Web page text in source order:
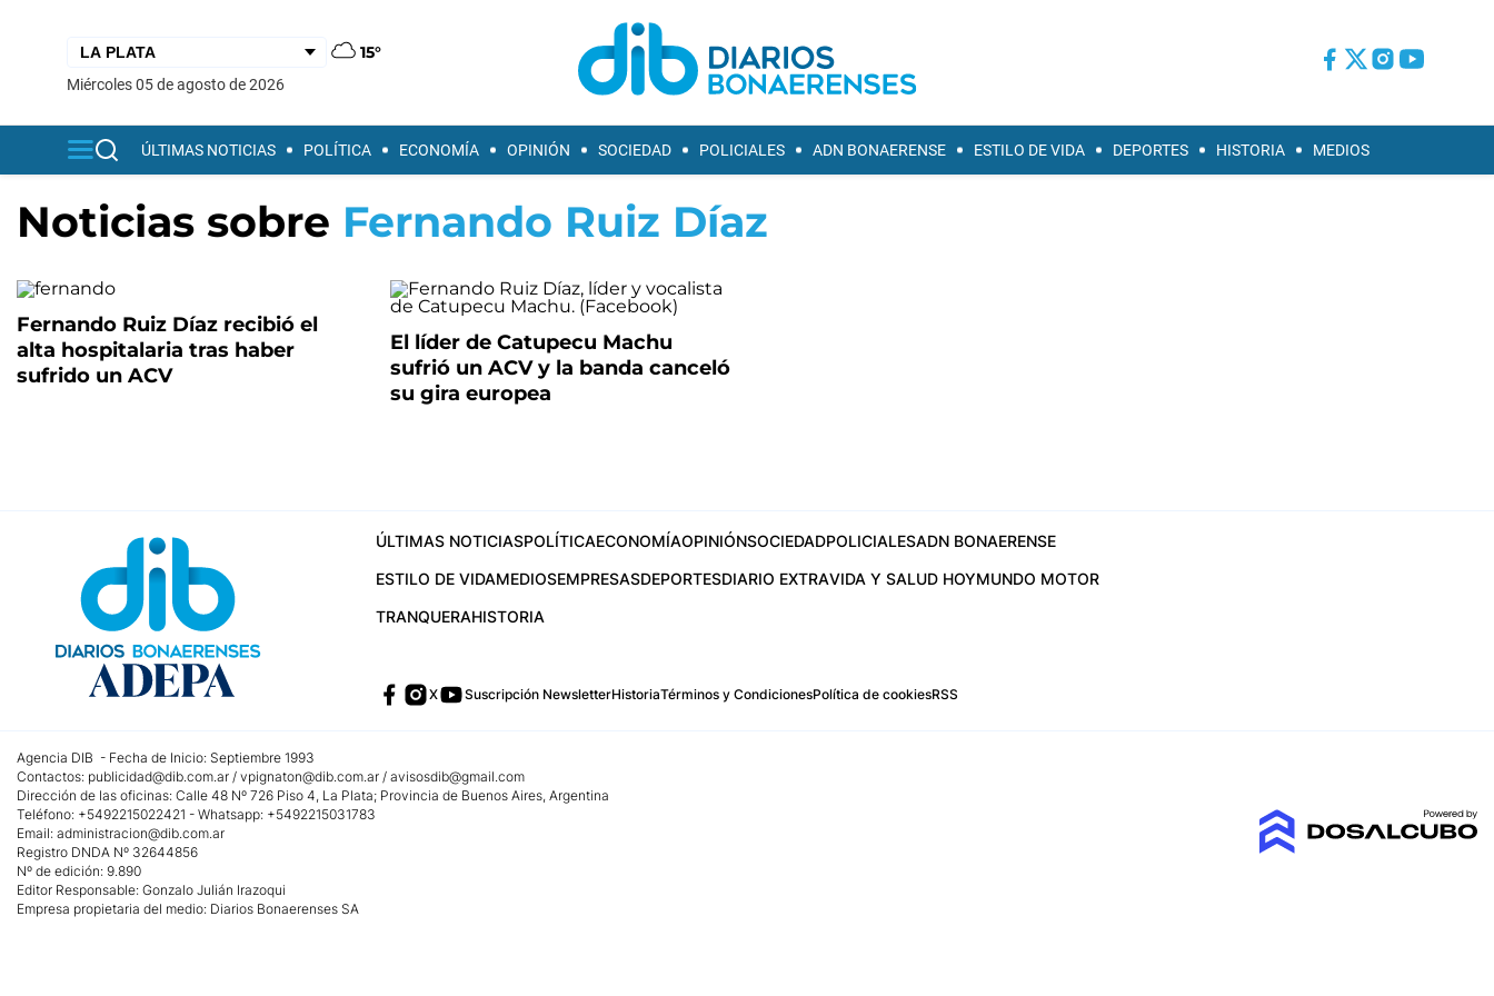
15°
miércoles 05 de agosto de 2026
ÚLTIMAS NOTICIAS POLÍTICA ECONOMÍA OPINIÓN SOCIEDAD POLICIALES ADN BONAERENSE ESTILO DE VIDA DEPORTES HISTORIA MEDIOS
Noticias sobre Fernando Ruiz Díaz
Fernando Ruiz Díaz recibió el
alta hospitalaria tras haber
sufrido un ACV
El líder de Catupecu Machu
sufrió un ACV y la banda canceló
su gira europea
ÚLTIMAS NOTICIASPOLÍTICAECONOMÍAOPINIÓNSOCIEDADPOLICIALESADN BONAERENSE
ESTILO DE VIDAMEDIOSEMPRESASDEPORTESDIARIO EXTRAVIDA Y SALUD HOYMUNDO MOTOR
TRANQUERAHISTORIA
X Suscripción NewsletterHistoriaTérminos y CondicionesPolítica de cookiesRSS
Agencia DIB - Fecha de Inicio: Septiembre 1993
Contactos: publicidad@dib.com.ar / vpignaton@dib.com.ar / avisosdib@gmail.com
Dirección de las oficinas: Calle 48 Nº 726 Piso 4, La Plata; Provincia de Buenos Aires, Argentina
Teléfono: +5492215022421 - Whatsapp: +5492215031783
Email: administracion@dib.com.ar
Registro DNDA Nº 32644856
Nº de edición: 9.890
Editor Responsable: Gonzalo Julián Irazoqui
Empresa propietaria del medio: Diarios Bonaerenses SA